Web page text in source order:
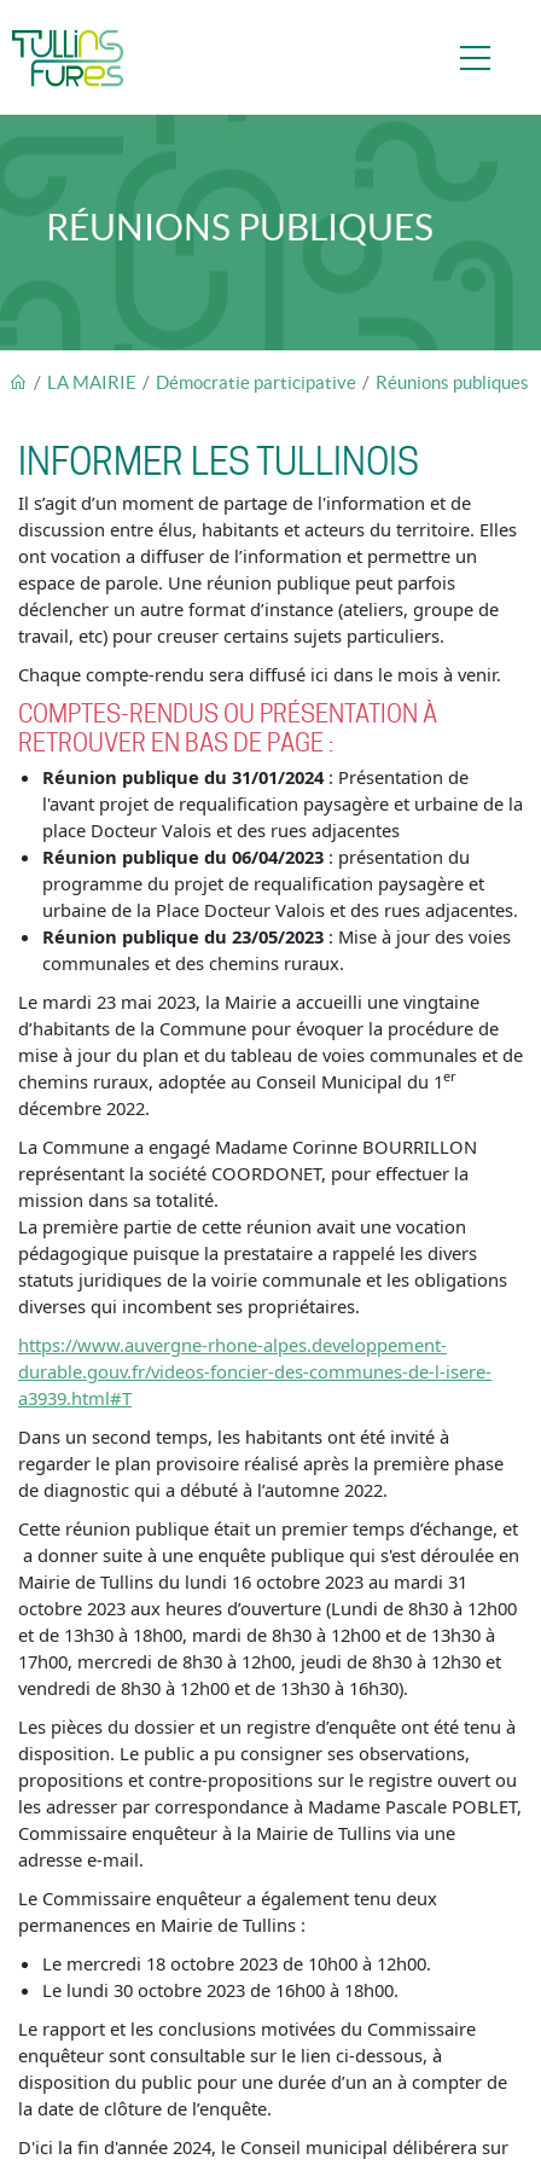
RÉUNIONS PUBLIQUES
FIL D'ARIANE
LA MAIRIE Démocratie participative Réunions publiques
INFORMER LES TULLINOIS
Il s’agit d’un moment de partage de l'information et de
discussion entre élus, habitants et acteurs du territoire. Elles
ont vocation a diffuser de l’information et permettre un
espace de parole. Une réunion publique peut parfois
déclencher un autre format d’instance (ateliers, groupe de
travail, etc) pour creuser certains sujets particuliers.
Chaque compte-rendu sera diffusé ici dans le mois à venir.
COMPTES-RENDUS OU PRÉSENTATION À
RETROUVER EN BAS DE PAGE :
Réunion publique du 31/01/2024: Présentation de
l'avant projet de requalification paysagère et urbaine de la
place Docteur Valois et des rues adjacentes
Réunion publique du 06/04/2023 : présentation du
programme du projet de requalification paysagère et
urbaine de la Place Docteur Valois et des rues adjacentes.
Réunion publique du 23/05/2023 : Mise à jour des voies
communales et des chemins ruraux.
Le mardi 23 mai 2023, la Mairie a accueilli une vingtaine
d’habitants de la Commune pour évoquer la procédure de
mise à jour du plan et du tableau de voies communales et de
chemins ruraux, adoptée au Conseil Municipal du 1er
décembre 2022.
La Commune a engagé Madame Corinne BOURRILLON
représentant la société COORDONET, pour effectuer la
mission dans sa totalité.
La première partie de cette réunion avait une vocation
pédagogique puisque la prestataire a rappelé les divers
statuts juridiques de la voirie communale et les obligations
diverses qui incombent ses propriétaires.
https://www.auvergne-rhone-alpes.developpement-
durable.gouv.fr/videos-foncier-des-communes-de-l-isere-
a3939.html#T
Dans un second temps, les habitants ont été invité à
regarder le plan provisoire réalisé après la première phase
de diagnostic qui a débuté à l’automne 2022.
Cette réunion publique était un premier temps d’échange, et
a donner suite à une enquête publique qui s'est déroulée en
Mairie de Tullins du lundi 16 octobre 2023 au mardi 31
octobre 2023 aux heures d’ouverture (Lundi de 8h30 à 12h00
et de 13h30 à 18h00, mardi de 8h30 à 12h00 et de 13h30 à
17h00, mercredi de 8h30 à 12h00, jeudi de 8h30 à 12h30 et
vendredi de 8h30 à 12h00 et de 13h30 à 16h30).
Les pièces du dossier et un registre d’enquête ont été tenu à
disposition. Le public a pu consigner ses observations,
propositions et contre-propositions sur le registre ouvert ou
les adresser par correspondance à Madame Pascale POBLET,
Commissaire enquêteur à la Mairie de Tullins via une
adresse e-mail.
Le Commissaire enquêteur a également tenu deux
permanences en Mairie de Tullins :
Le mercredi 18 octobre 2023 de 10h00 à 12h00.
Le lundi 30 octobre 2023 de 16h00 à 18h00.
Le rapport et les conclusions motivées du Commissaire
enquêteur sont consultable sur le lien ci-dessous, à
disposition du public pour une durée d’un an à compter de
la date de clôture de l’enquête.
D'ici la fin d'année 2024, le Conseil municipal délibérera sur